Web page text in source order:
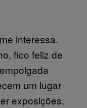
interessa.
fico feliz de
um lugar
exposições.